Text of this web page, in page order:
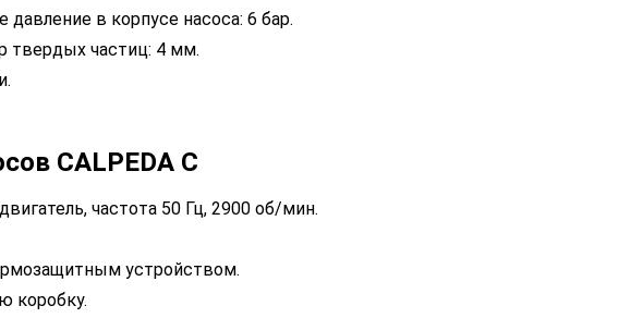
в корпусе насоса: 6 бар.
твердых частиц: 4 мм.
CALPEDA C
частота 50 Гц, 2900 об/мин.
устройством.
коробку.